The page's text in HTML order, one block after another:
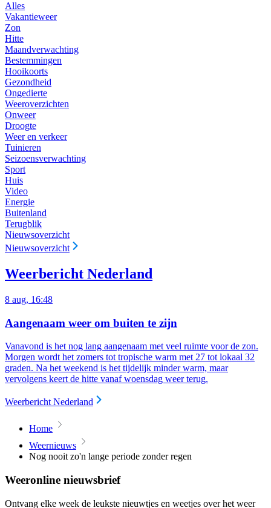
Alles
Vakantieweer
Zon
Hitte
Maandverwachting
Bestemmingen
Hooikoorts
Gezondheid
Ongedierte
Weeroverzichten
Onweer
Droogte
Weer en verkeer
Tuinieren
Seizoensverwachting
Sport
Huis
Video
Energie
Buitenland
Terugblik
Nieuwsoverzicht
Nieuwsoverzicht
Weerbericht Nederland
8 aug, 16:48
Aangenaam weer om buiten te zijn
Vanavond is het nog lang aangenaam met veel ruimte voor de zon.
Morgen wordt het zomers tot tropische warm met 27 tot lokaal 32
graden. Na het weekend is het tijdelijk minder warm, maar
vervolgens keert de hitte vanaf woensdag weer terug.
Weerbericht Nederland
Home
Weernieuws
Nog nooit zo'n lange periode zonder regen
Weeronline nieuwsbrief
Ontvang elke week de leukste nieuwtjes en weetjes over het weer